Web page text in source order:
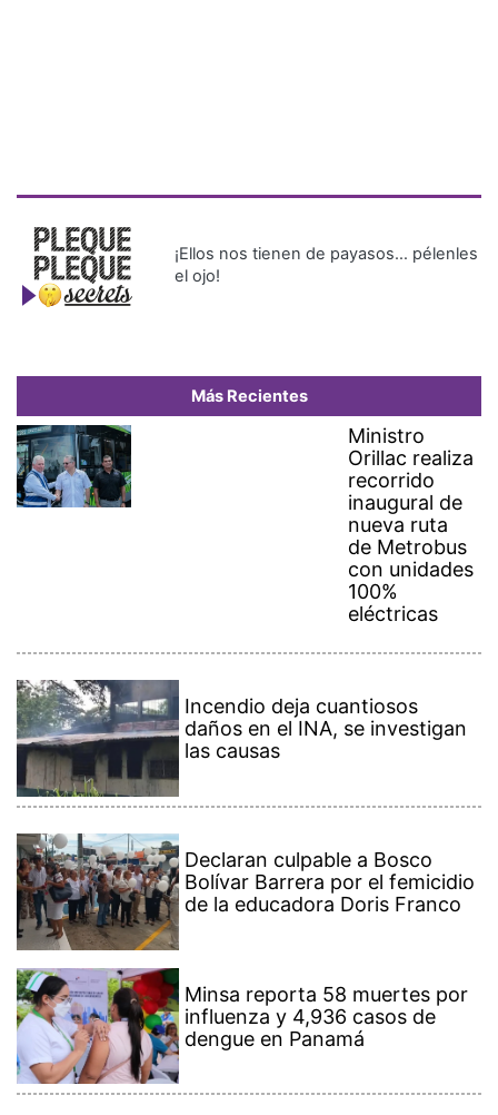
el ojo!
Más Recientes
Ministro
Orillac realiza
recorrido
inaugural de
nueva ruta
de Metrobus
con unidades
100%
eléctricas
daños en el INA, se investigan
las causas
Bolívar Barrera por el femicidio
de la educadora Doris Franco
influenza y 4,936 casos de
dengue en Panamá